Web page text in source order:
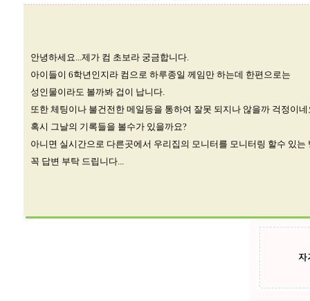
안녕하세요...제가 컴 초보라 궁금합니다.
아이들이 6학년인지라 컴으로 하루종일 께임만 하는데 한편으로는
성인물이라도 볼까봐 겁이 납니다.
또한 체팅이나 불건전한 메일등을 통하여 잘못 되지나 않을까 걱정이네
혹시 그날의 기록들을 볼수가 있을까요?
아니면 실시간으로 다른곳에서 우리집의 모니터를 모니터링 할수 있는
꼭 답변 부탁 드립니다...